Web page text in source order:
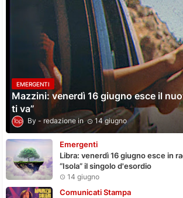
EMERGENTI
Mazzini: venerdì 16 giugno esce il
ti va”
redazione 14 giugno
Emergenti
Libra: venerdì 16 giugno esce in
“Isola” il singolo d'esordio
14 giugno
Comunicati Stampa